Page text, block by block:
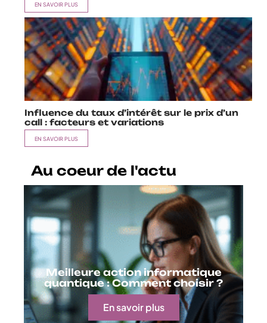
EN SAVOIR PLUS
Influence du taux d’intérêt sur le prix d’un
call : facteurs et variations
EN SAVOIR PLUS
Au coeur de l'actu
Meilleure action informatique
quantique : Comment choisir ?
En savoir plus